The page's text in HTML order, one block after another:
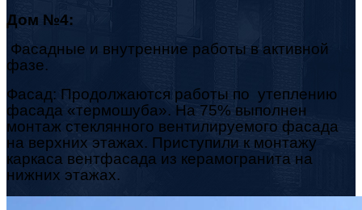
Дом №4:
Фасадные и внутренние работы в активной
фазе.
Фасад: Продолжаются работы по утеплению
фасада «термошуба». На 75% выполнен
монтаж стеклянного вентилируемого фасада
на верхних этажах. Приступили к монтажу
каркаса вентфасада из керамогранита на
нижних этажах.